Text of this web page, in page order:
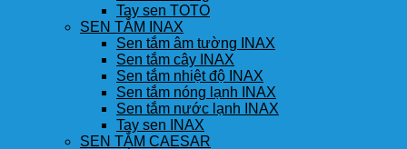
Tay sen TOTO
SEN TẮM INAX
Sen tắm âm tường INAX
Sen tắm cây INAX
Sen tắm nhiệt độ INAX
Sen tắm nóng lạnh INAX
Sen tắm nước lạnh INAX
Tay sen INAX
SEN TẮM CAESAR